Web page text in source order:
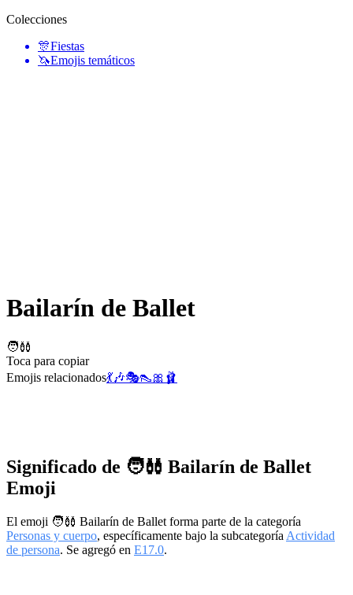
Colecciones
🎊Fiestas
🦄Emojis temáticos
Bailarín de Ballet
🧑‍🩰
Toca para copiar
Emojis relacionados💃🎶🎭👠🎀 🩰
Significado de 🧑‍🩰 Bailarín de Ballet
Emoji
El emoji 🧑‍🩰 Bailarín de Ballet forma parte de la categoría
Personas y cuerpo, específicamente bajo la subcategoría Actividad
de persona. Se agregó en E17.0.